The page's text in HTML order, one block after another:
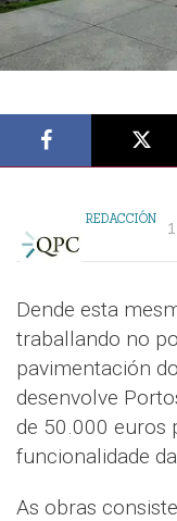
REDACCIÓN
Dende esta
traballando no
pavimentación
desenvolve
de 50.000 euros
funcionalidade
As obras